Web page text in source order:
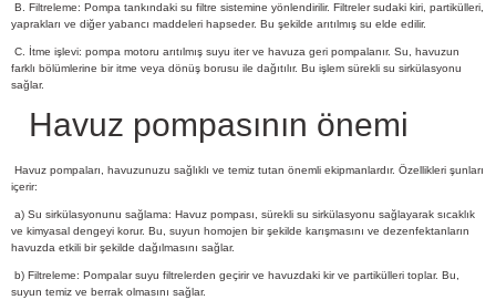
B. Filtreleme: Pompa tankındaki su filtre sistemine yönlendirilir. Filtreler sudaki kiri, partikülleri,
yaprakları ve diğer yabancı maddeleri hapseder. Bu şekilde arıtılmış su elde edilir.
C. İtme işlevi: pompa motoru arıtılmış suyu iter ve havuza geri pompalanır. Su, havuzun
farklı bölümlerine bir itme veya dönüş borusu ile dağıtılır. Bu işlem sürekli su sirkülasyonu
sağlar.
Havuz pompasının önemi
Havuz pompaları, havuzunuzu sağlıklı ve temiz tutan önemli ekipmanlardır. Özellikleri şunları
içerir:
a) Su sirkülasyonunu sağlama: Havuz pompası, sürekli su sirkülasyonu sağlayarak sıcaklık
ve kimyasal dengeyi korur. Bu, suyun homojen bir şekilde karışmasını ve dezenfektanların
havuzda etkili bir şekilde dağılmasını sağlar.
b) Filtreleme: Pompalar suyu filtrelerden geçirir ve havuzdaki kir ve partikülleri toplar. Bu,
suyun temiz ve berrak olmasını sağlar.